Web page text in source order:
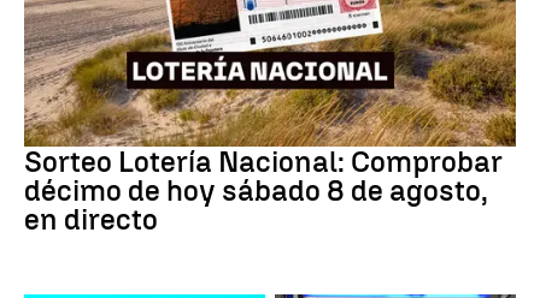
Lotería Nacional
Sorteo Lotería Nacional: Comprobar
décimo de hoy sábado 8 de agosto,
en directo